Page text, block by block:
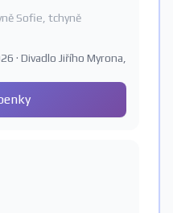
Sofie, tchyně
· Divadlo Jiřího Myrona,